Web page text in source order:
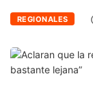
REGIONALES